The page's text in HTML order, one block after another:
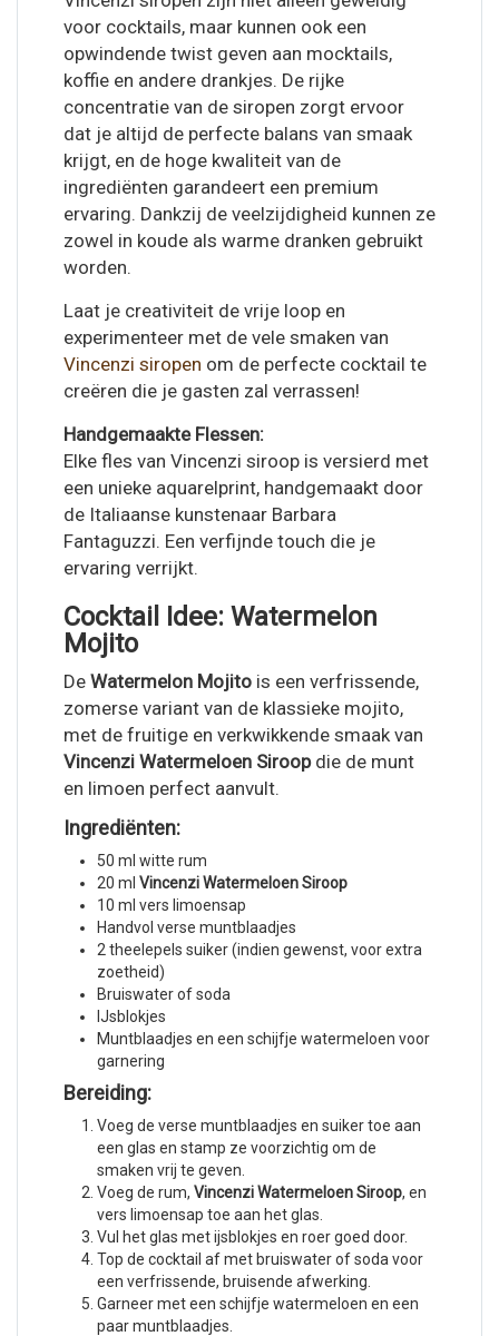
voor cocktails, maar kunnen ook een
opwindende twist geven aan mocktails,
koffie en andere drankjes. De rijke
concentratie van de siropen zorgt ervoor
dat je altijd de perfecte balans van smaak
krijgt, en de hoge kwaliteit van de
ingrediënten garandeert een premium
ervaring. Dankzij de veelzijdigheid kunnen ze
zowel in koude als warme dranken gebruikt
worden.
Laat je creativiteit de vrije loop en
experimenteer met de vele smaken van
Vincenzi siropen om de perfecte cocktail te
creëren die je gasten zal verrassen!
Handgemaakte Flessen:
Elke fles van Vincenzi siroop is versierd met
een unieke aquarelprint, handgemaakt door
de Italiaanse kunstenaar Barbara
Fantaguzzi. Een verfijnde touch die je
ervaring verrijkt.
Cocktail Idee: Watermelon
Mojito
De Watermelon Mojito is een verfrissende,
zomerse variant van de klassieke mojito,
met de fruitige en verkwikkende smaak van
Vincenzi Watermeloen Siroopdie de munt
en limoen perfect aanvult.
Ingrediënten:
50 ml witte rum
20 ml Vincenzi Watermeloen Siroop
10 ml vers limoensap
Handvol verse muntblaadjes
2 theelepels suiker (indien gewenst, voor extra
zoetheid)
Bruiswater of soda
IJsblokjes
Muntblaadjes en een schijfje watermeloen voor
garnering
Bereiding:
Voeg de verse muntblaadjes en suiker toe aan
een glas en stamp ze voorzichtig om de
smaken vrij te geven.
Voeg de rum, Vincenzi Watermeloen Siroop, en
vers limoensap toe aan het glas.
Vul het glas met ijsblokjes en roer goed door.
Top de cocktail af met bruiswater of soda voor
een verfrissende, bruisende afwerking.
Garneer met een schijfje watermeloen en een
paar muntblaadjes.